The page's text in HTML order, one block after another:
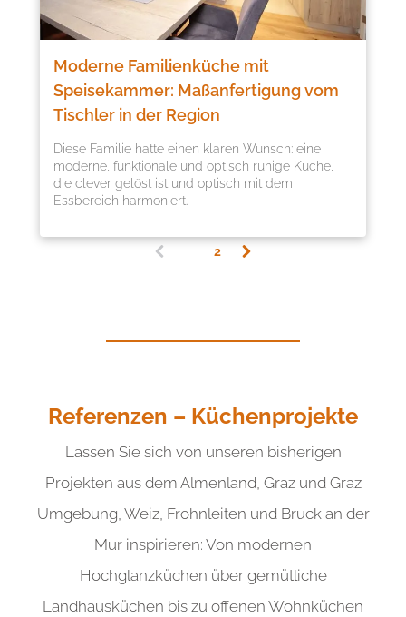
Moderne Familienküche mit
Speisekammer: Maßanfertigung vom
Tischler in der Region
Diese Familie hatte einen klaren Wunsch: eine
moderne, funktionale und optisch ruhige Küche,
die clever gelöst ist und optisch mit dem
Essbereich harmoniert.
n
2
Referenzen – Küchenprojekte
Lassen Sie sich von unseren bisherigen
Projekten aus dem Almenland, Graz und Graz
Umgebung, Weiz, Frohnleiten und Bruck an der
Mur inspirieren: Von modernen
Hochglanzküchen über gemütliche
Landhausküchen bis zu offenen Wohnküchen